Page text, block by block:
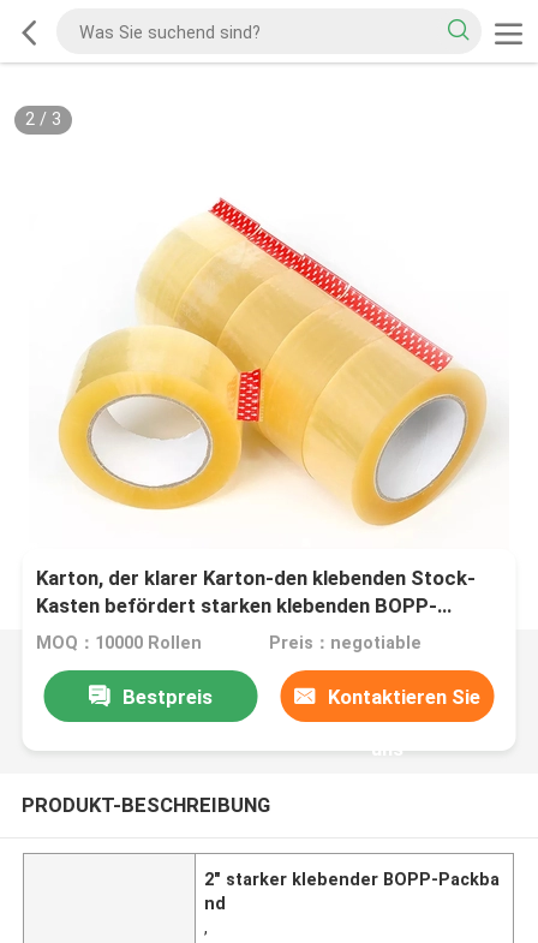
2/ 3
Karton, der klarer Karton-den klebenden Stock-
Kasten befördert starken klebenden BOPP-
Packband versiegelt
MOQ：10000 Rollen Preis：negotiable
Bestpreis Kontaktieren Sie
uns
PRODUKT-BESCHREIBUNG
2" starker klebender BOPP-Packba
nd
,